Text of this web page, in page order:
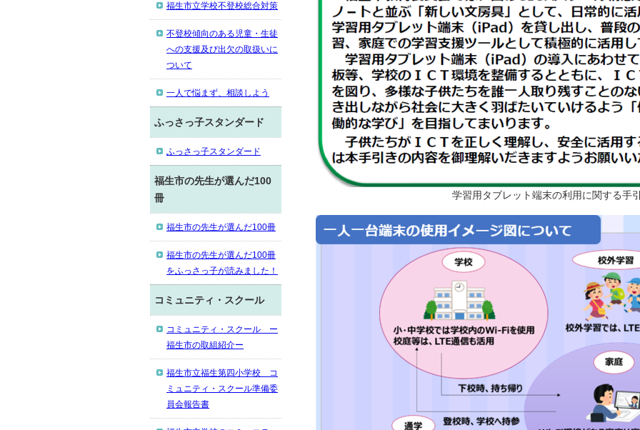
学習用タブレット端末の利用に関する手
福生市立学校不登校総合対策
不登校傾向のある児童・生徒
への支援及び出欠の取扱いに
ついて
一人で悩まず、相談しよう
ふっさっ子スタンダード
ふっさっ子スタンダード
福生市の先生が選んだ100
冊
福生市の先生が選んだ100冊
福生市の先生が選んだ100冊
をふっさっ子が読みました！
コミュニティ・スクール
コミュニティ・スクール ー
福生市の取組紹介ー
福生市立福生第四小学校 コ
ミュニティ・スクール準備委
員会報告書